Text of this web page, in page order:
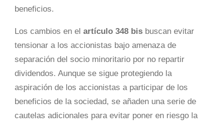
beneficios.
Los cambios en el artículo 348 bis buscan evitar
tensionar a los accionistas bajo amenaza de
separación del socio minoritario por no repartir
dividendos. Aunque se sigue protegiendo la
aspiración de los accionistas a participar de los
beneficios de la sociedad, se añaden una serie de
cautelas adicionales para evitar poner en riesgo la